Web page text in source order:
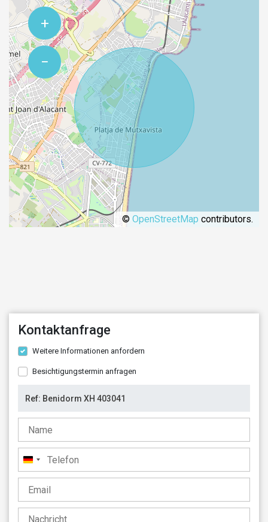
+
−
© OpenStreetMap contributors.
Kontaktanfrage
Weitere Informationen anfordern
Besichtigungstermin anfragen
Deutschland
+49